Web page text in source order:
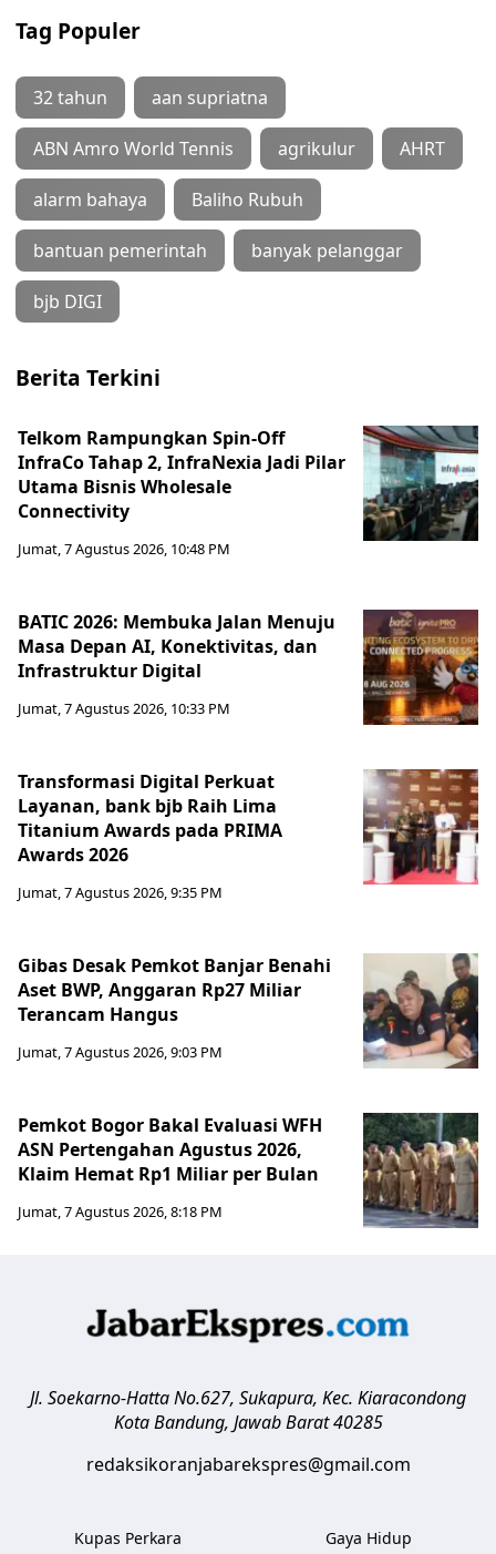
Tag Populer
32 tahun aan supriatna
ABN Amro World Tennis agrikulur AHRT
alarm bahaya Baliho Rubuh
bantuan pemerintah banyak pelanggar
bjb DIGI
Berita Terkini
Telkom Rampungkan Spin-Off
InfraCo Tahap 2, InfraNexia Jadi Pilar
Utama Bisnis Wholesale
Connectivity
Jumat, 7 Agustus 2026, 10:48 PM
BATIC 2026: Membuka Jalan Menuju
Masa Depan AI, Konektivitas, dan
Infrastruktur Digital
Jumat, 7 Agustus 2026, 10:33 PM
Transformasi Digital Perkuat
Layanan, bank bjb Raih Lima
Titanium Awards pada PRIMA
Awards 2026
Jumat, 7 Agustus 2026, 9:35 PM
Gibas Desak Pemkot Banjar Benahi
Aset BWP, Anggaran Rp27 Miliar
Terancam Hangus
Jumat, 7 Agustus 2026, 9:03 PM
Pemkot Bogor Bakal Evaluasi WFH
ASN Pertengahan Agustus 2026,
Klaim Hemat Rp1 Miliar per Bulan
Jumat, 7 Agustus 2026, 8:18 PM
Jl. Soekarno-Hatta No.627, Sukapura, Kec. Kiaracondong
Kota Bandung, Jawab Barat 40285
redaksikoranjabarekspres@gmail.com
Kupas Perkara Gaya Hidup